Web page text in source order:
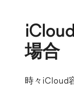
場合
時々iCloud